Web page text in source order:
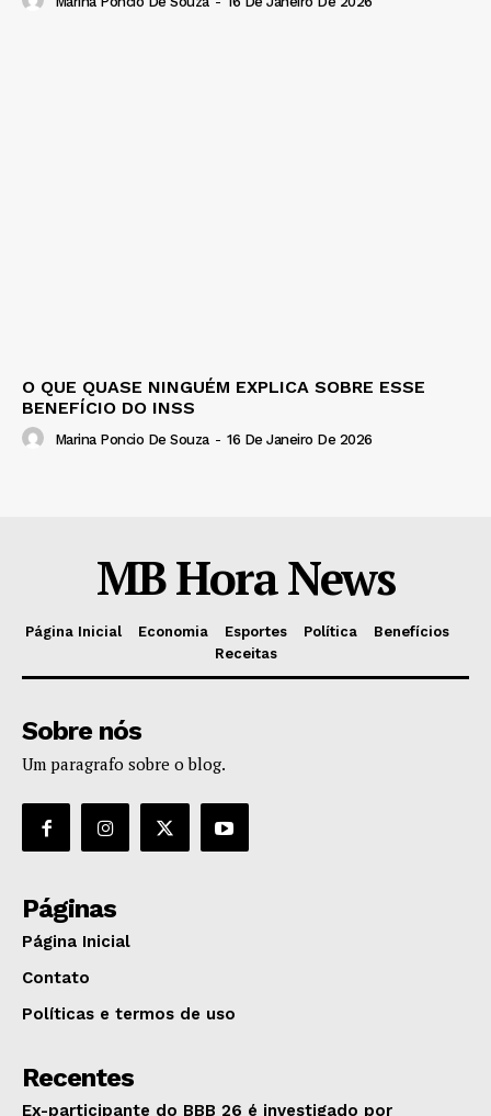
O QUE QUASE NINGUÉM EXPLICA SOBRE ESSE
BENEFÍCIO DO INSS
Marina Poncio De Souza - 16 De Janeiro De 2026
MB Hora News
Página Inicial Economia Esportes Política
Benefícios
Receitas
Sobre nós
Um paragrafo sobre o blog.
Páginas
Página Inicial
Contato
Políticas e termos de uso
Recentes
Ex-participante do BBB 26 é investigado por